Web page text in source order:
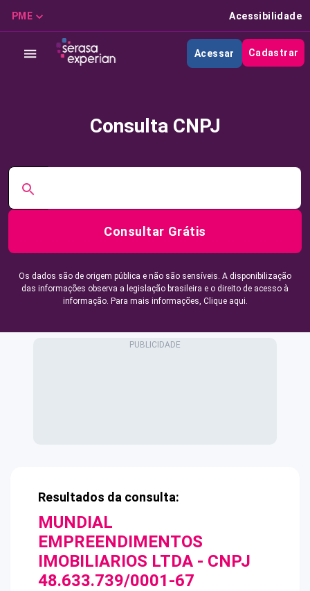
PME Acessibilidade
Acessar Cadastrar
Consulta CNPJ
Consultar Grátis
Os dados são de origem pública e não são sensíveis. A disponibilização
das informações observa a legislação brasileira e o direito de acesso à
informação. Para mais informações, Clique aqui.
Resultados da consulta:
MUNDIAL
EMPREENDIMENTOS
IMOBILIARIOS LTDA - CNPJ
48.633.739/0001-67